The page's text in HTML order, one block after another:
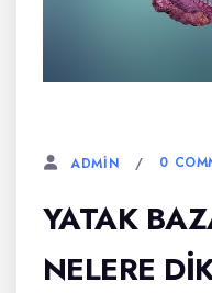
ADMIN 0
YATAK
NELERE